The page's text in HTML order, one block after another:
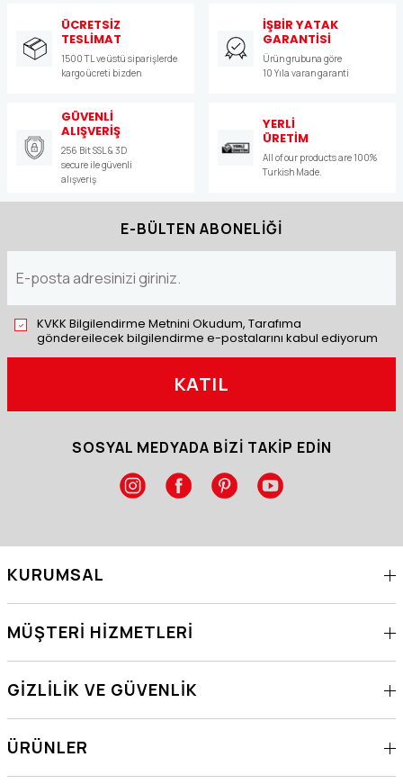
ÜCRETSİZ
TESLİMAT
1500 TL ve üstü siparişlerde
kargo ücreti bizden
İŞBİR YATAK
GARANTİSİ
Ürün grubuna göre
10 Yıla varan garanti
GÜVENLİ
ALIŞVERİŞ
256 Bit SSL & 3D
secure ile güvenli
alışveriş
YERLİ
ÜRETİM
All of our products are 100%
Turkish Made.
E-BÜLTEN ABONELİĞİ
KVKK Bilgilendirme Metnini Okudum, Tarafıma
göndereilecek bilgilendirme e-postalarını kabul ediyorum
KATIL
SOSYAL MEDYADA BİZİ TAKİP EDİN
KURUMSAL
MÜŞTERI HIZMETLERI
GIZLILIK VE GÜVENLIK
ÜRÜNLER